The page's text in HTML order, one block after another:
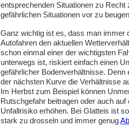
entsprechenden Situationen zu
gefährlichen Situationen vor zu
Ganz wichtig ist es, dass man immer
Autofahren den aktuellen
schon einmal einer der wichtigsten
unterwegs ist, riskiert einfach einen
gefährlicher Bodenverhältnisse.
der nächsten Kurve die Verhältnisse
Im Herbst zum Beispiel können
Rutschgefahr beitragen oder auch
Unfallrisiko erhöhen. Bei Glatteis ist
stark zu drosseln und immer genug